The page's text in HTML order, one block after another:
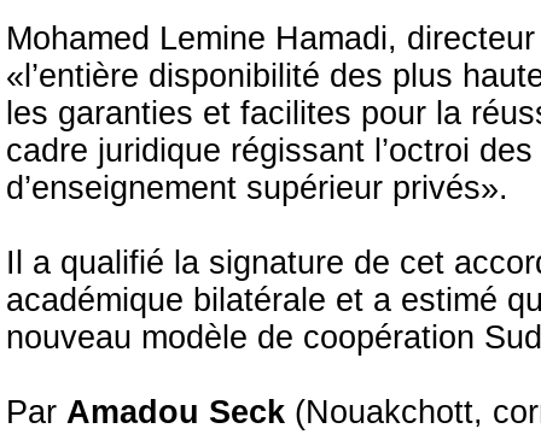
Mohamed Lemine Hamadi,
«l’entière disponibilité des plus
les garanties et facilites pour la
cadre juridique régissant l’octroi
d’enseignement supérieur privés».
Il a qualifié la signature de cet
académique bilatérale et a estimé
nouveau modèle de coopération
Par Amadou Seck (Nouakchott,